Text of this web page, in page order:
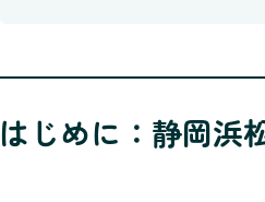
はじめに：静岡浜